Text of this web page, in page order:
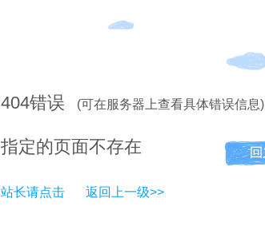
404错误 (可在服务器上查看具体错误信息)
指定的页面不存在
站长请点击 返回上一级>>